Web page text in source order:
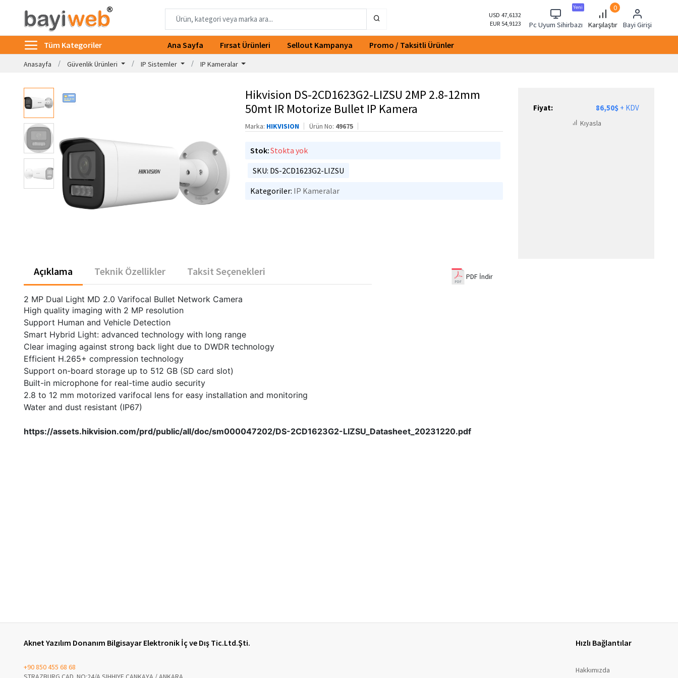
USD 47,6132
EUR 54,9123
Pc Uyum Sihirbazı
Yeni
Karşılaştır
0
Bayi Girişi
Tüm Kategoriler Ana Sayfa Fırsat Ürünleri Sellout Kampanya Promo / Taksitli Ürünler
Anasayfa Güvenlik Ürünleri IP Sistemler IP Kameralar
Hikvision DS-2CD1623G2-LIZSU 2MP 2.8-12mm
50mt IR Motorize Bullet IP Kamera
Marka: HIKVISION Ürün No: 49675
Stok:Stokta yok
SKU: DS-2CD1623G2-LIZSU
Kategoriler: IP Kameralar
Fiyat: 86,50$ + KDV
Kıyasla
Açıklama Teknik Özellikler Taksit Seçenekleri PDF İndir
Aknet Yazılım Donanım Bilgisayar Elektronik İç ve Dış Tic.Ltd.Şti.
+90 850 455 68 68
Hızlı Bağlantılar
Hakkımızda